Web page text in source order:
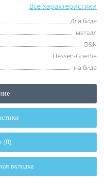
Все характеристики
Для биде
металл
D&K
Hessen-Goethe
на биде
(0)
вкладка